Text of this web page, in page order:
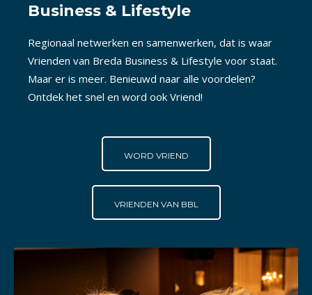
Business & Lifestyle
Regionaal netwerken en samenwerken, dat is waar
Vrienden van Breda Business & Lifestyle voor staat.
Maar er is meer. Benieuwd naar alle voordelen?
Ontdek het snel en word ook Vriend!
WORD VRIEND
VRIENDEN VAN BBL